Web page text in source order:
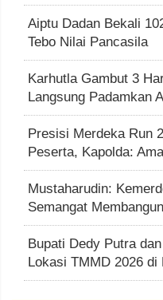
Aiptu Dadan Bekali
Tebo Nilai Pancasila
Karhutla Gambut 3
Langsung Padamkan
Presisi Merdeka Run
Peserta, Kapolda:
Mustaharudin:
Semangat
Bupati Dedy Putra
Lokasi TMMD 2026 di